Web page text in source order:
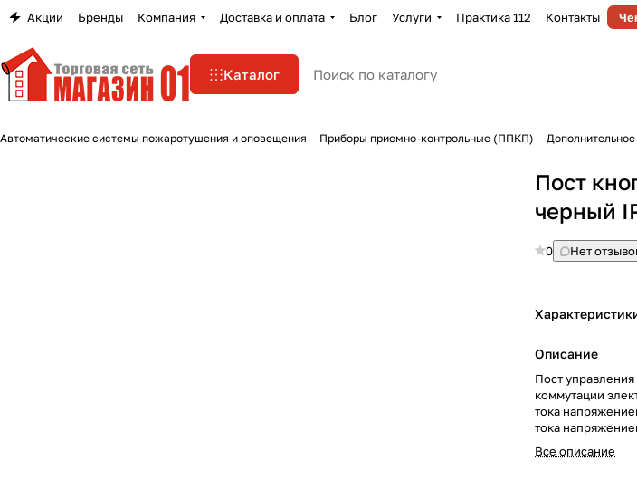
Акции Бренды Компания Доставка и оплата Блог Услуги Практика 112 Контакты
Каталог
Автоматические системы пожаротушения и оповещения Приборы приемно-контрольные (ППКП)
Пост
черный
0 Нет
Описание
Пост
коммутации
тока
тока
стационарных
Все описание